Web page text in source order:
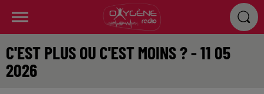
C'EST PLUS OU C'EST MOINS ? - 11 05
2026